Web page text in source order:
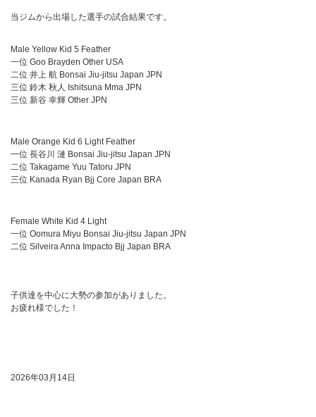
当ジムから出場した選手の試合結果です。
Male Yellow Kid 5 Feather
一位 Goo Brayden Other USA
二位 井上 航 Bonsai Jiu-jitsu Japan JPN
三位 鈴木 秋人 Ishitsuna Mma JPN
三位 新谷 幸輝 Other JPN
Male Orange Kid 6 Light Feather
一位 長谷川 漣 Bonsai Jiu-jitsu Japan JPN
二位 Takagame Yuu Tatoru JPN
三位 Kanada Ryan Bjj Core Japan BRA
Female White Kid 4 Light
一位 Oomura Miyu Bonsai Jiu-jitsu Japan JPN
二位 Silveira Anna Impacto Bjj Japan BRA
子供達を中心に大勢の参加がありました。
お疲れ様でした！
2026年03月14日